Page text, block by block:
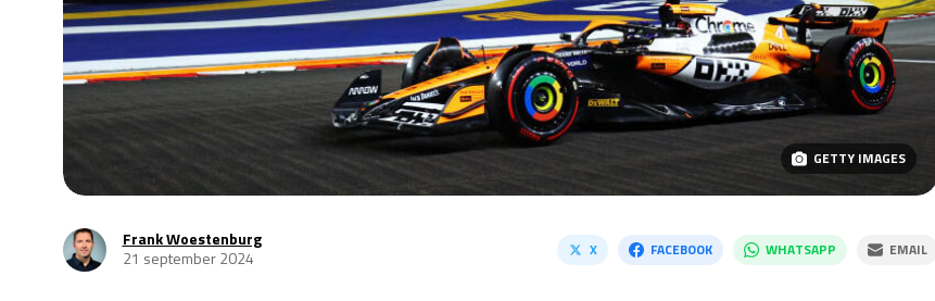
GETTY IMAGES
Frank Woestenburg
21 september 2024
X FACEBOOK WHATSAPP EMAIL